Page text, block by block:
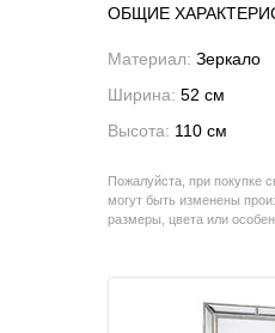
ОБЩИЕ
Материал: Зеркало
Ширина: 52 см
Высота: 110 см
Пожалуйста, при покупке
могут быть изменены
размеры, цвета или